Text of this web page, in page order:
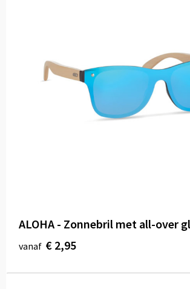
ALOHA - Zonnebril met all-over
vanaf € 2,95